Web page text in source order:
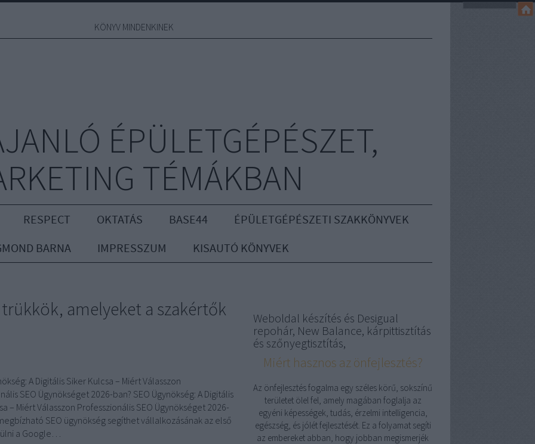
KÖNYV MINDENKINEK
ÉPÜLETGÉPÉSZET,
TÉMÁKBAN
RESPECT OKTATÁS BASE44
ÉPÜLETGÉPÉSZETI SZAKKÖNYVEK
BARNA
IMPRESSZUM KISAUTÓ KÖNYVEK
amelyeket a szakértők
A Digitális Siker Kulcsa – Miért Válasszon
SEO Ügynökséget 2026-ban? SEO Ügynökség: A Digitális
– Miért Válasszon Professzionális SEO Ügynökséget 2026-
SEO ügynökség segíthet vállalkozásának az első
a Google…
Weboldal készítés és Desigual
repohár, New Balance, kárpittisztítás
és szőnyegtisztítás,
Miért hasznos az önfejlesztés?
Az önfejlesztés fogalma egy széles körű, sokszínű
területet ölel fel, amely magában foglalja az
egyéni képességek, tudás, érzelmi intelligencia,
egészség, és jólét fejlesztését. Ez a folyamat segíti
az embereket abban, hogy jobban megismerjék